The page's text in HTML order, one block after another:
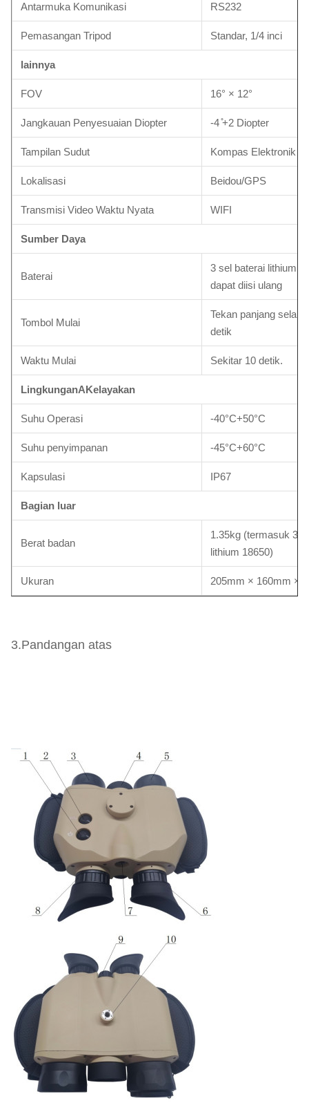
Antarmuka Komunikasi RS232
Pemasangan Tripod Standar, 1/4 inci
lainnya
FOV 16° × 12°
Jangkauan Penyesuaian Diopter -4 ̊+2 Diopter
Tampilan Sudut Kompas Elektronik
Lokalisasi Beidou/GPS
Transmisi Video Waktu Nyata WIFI
Sumber Daya
Baterai
3 sel baterai lithium
dapat diisi ulang
Tombol Mulai
Tekan panjang
detik
Waktu Mulai Sekitar 10 detik.
LingkunganAKelayakan
Suhu Operasi -40°C+50°C
Suhu penyimpanan -45°C+60°C
Kapsulasi IP67
Bagian luar
Berat badan
1.35kg (termasuk 3
lithium 18650)
Ukuran 205mm × 160mm ×
3.Pandangan atas